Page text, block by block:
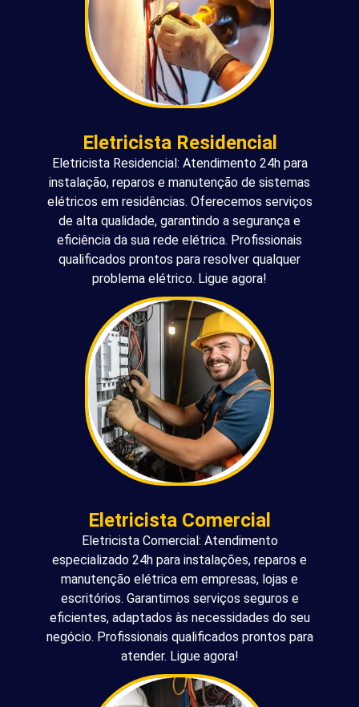
Eletricista Residencial
Eletricista Residencial: Atendimento 24h para
instalação, reparos e manutenção de sistemas
elétricos em residências. Oferecemos serviços
de alta qualidade, garantindo a segurança e
eficiência da sua rede elétrica. Profissionais
qualificados prontos para resolver qualquer
problema elétrico. Ligue agora!
Eletricista Comercial
Eletricista Comercial: Atendimento
especializado 24h para instalações, reparos e
manutenção elétrica em empresas, lojas e
escritórios. Garantimos serviços seguros e
eficientes, adaptados às necessidades do seu
negócio. Profissionais qualificados prontos para
atender. Ligue agora!